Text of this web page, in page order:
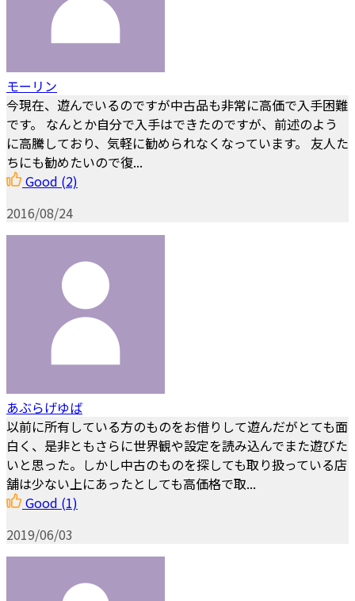
モーリン
今現在、遊んでいるのですが中古品も非常に高価で入手困難
です。 なんとか自分で入手はできたのですが、前述のよう
に高騰しており、気軽に勧められなくなっています。 友人た
ちにも勧めたいので復...
Good (2)
2016/08/24
あぶらげゆば
以前に所有している方のものをお借りして遊んだがとても面
白く、是非ともさらに世界観や設定を読み込んでまた遊びた
いと思った。しかし中古のものを探しても取り扱っている店
舗は少ない上にあったとしても高価格で取...
Good (1)
2019/06/03